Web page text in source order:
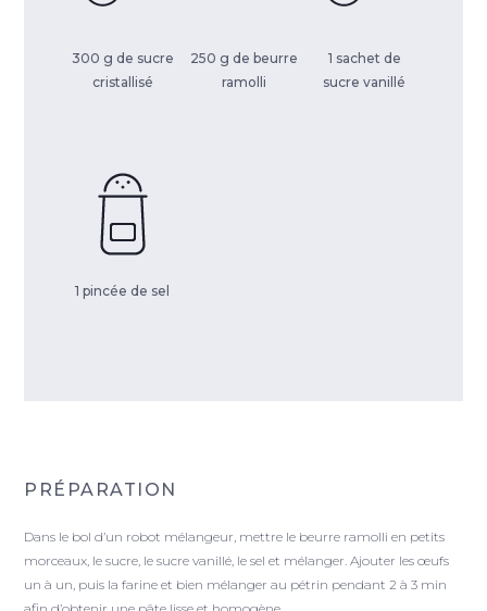
300 g de sucre
cristallisé
250 g de beurre
ramolli
1 sachet de
sucre vanillé
1 pincée de sel
PRÉPARATION
Dans le bol d’un robot mélangeur, mettre le beurre ramolli en petits
morceaux, le sucre, le sucre vanillé, le sel et mélanger. Ajouter les œufs
un à un, puis la farine et bien mélanger au pétrin pendant 2 à 3 min